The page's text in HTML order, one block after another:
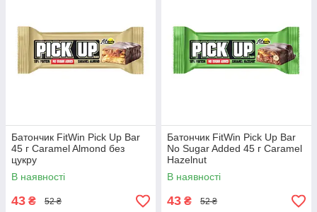
Батончик FitWin Pick Up Bar
45 г Caramel Almond без
цукру
В наявності
43 ₴ 52 ₴
Батончик FitWin Pick Up Bar
No Sugar Added 45 г Caramel
Hazelnut
В наявності
43 ₴ 52 ₴